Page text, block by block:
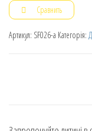
Сравнить
Артикул: SF026-a Категорія: